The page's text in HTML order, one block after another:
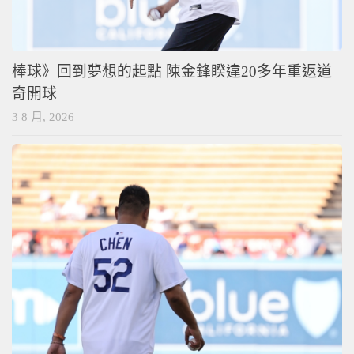
棒球》回到夢想的起點 陳金鋒睽違20多年重返道
奇開球
3 8 月, 2026